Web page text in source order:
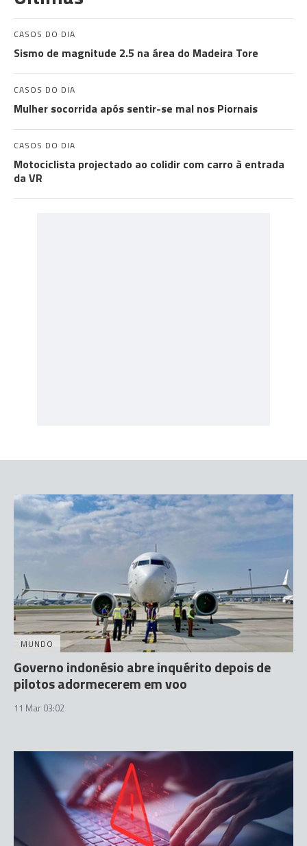
CASOS DO DIA
Sismo de magnitude 2.5 na área do Madeira Tore
CASOS DO DIA
Mulher socorrida após sentir-se mal nos Piornais
CASOS DO DIA
Motociclista projectado ao colidir com carro à entrada
da VR
MUNDO
Governo indonésio abre inquérito depois de
pilotos adormecerem em voo
11 Mar 03:02